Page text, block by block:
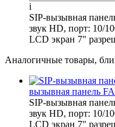
i
SIP-вызывная
звук HD, порт: 10/
LCD экран 7"
Аналогичные товары,
вызывная панель
SIP-вызывная
звук HD, порт: 10/
LCD экран 7"